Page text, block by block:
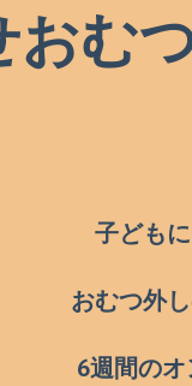
おむ
子ども
おむつ外
6週間のオ